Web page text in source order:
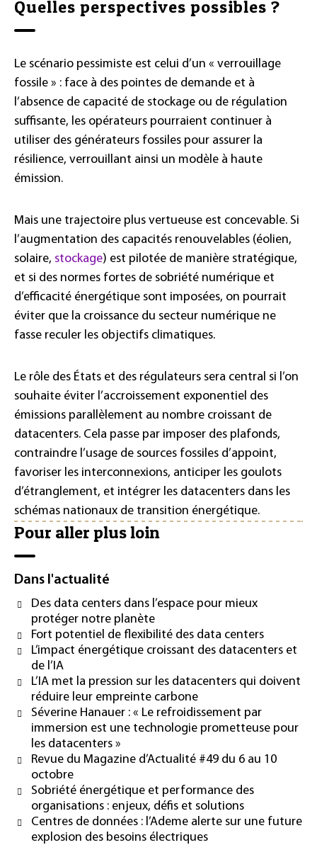
Quelles perspectives possibles ?
Le scénario pessimiste est celui d’un « verrouillage
fossile » : face à des pointes de demande et à
l’absence de capacité de stockage ou de régulation
suffisante, les opérateurs pourraient continuer à
utiliser des générateurs fossiles pour assurer la
résilience, verrouillant ainsi un modèle à haute
émission.
Mais une trajectoire plus vertueuse est concevable. Si
l’augmentation des capacités renouvelables (éolien,
solaire, stockage) est pilotée de manière stratégique,
et si des normes fortes de sobriété numérique et
d’efficacité énergétique sont imposées, on pourrait
éviter que la croissance du secteur numérique ne
fasse reculer les objectifs climatiques.
Le rôle des États et des régulateurs sera central si l’on
souhaite éviter l’accroissement exponentiel des
émissions parallèlement au nombre croissant de
datacenters. Cela passe par imposer des plafonds,
contraindre l’usage de sources fossiles d’appoint,
favoriser les interconnexions, anticiper les goulots
d’étranglement, et intégrer les datacenters dans les
schémas nationaux de transition énergétique.
Pour aller plus loin
Dans l'actualité
Des data centers dans l’espace pour mieux
protéger notre planète
Fort potentiel de flexibilité des data centers
L’impact énergétique croissant des datacenters et
de l’IA
L’IA met la pression sur les datacenters qui doivent
réduire leur empreinte carbone
Séverine Hanauer : « Le refroidissement par
immersion est une technologie prometteuse pour
les datacenters »
Revue du Magazine d’Actualité #49 du 6 au 10
octobre
Sobriété énergétique et performance des
organisations : enjeux, défis et solutions
Centres de données : l’Ademe alerte sur une future
explosion des besoins électriques